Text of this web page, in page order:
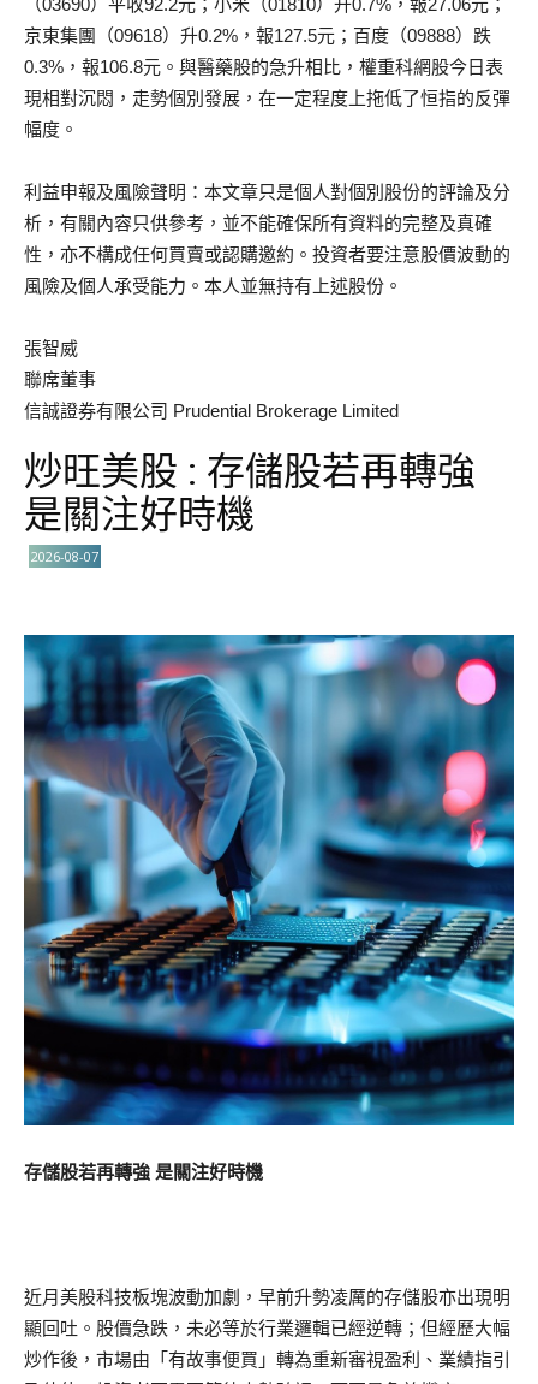
京東集團（09618）升0.2%，報127.5元；百度（09888）跌
0.3%，報106.8元。與醫藥股的急升相比，權重科網股今日表
現相對沉悶，走勢個別發展，在一定程度上拖低了恒指的反彈
幅度。
利益申報及風險聲明：本文章只是個人對個別股份的評論及分
析，有關內容只供參考，並不能確保所有資料的完整及真確
性，亦不構成任何買賣或認購邀約。投資者要注意股價波動的
風險及個人承受能力。本人並無持有上述股份。
張智威
聯席董事
信誠證券有限公司 Prudential Brokerage Limited
炒旺美股 : 存儲股若再轉強
是關注好時機
2026-08-07
存儲股若再轉強 是關注好時機
近月美股科技板塊波動加劇，早前升勢凌厲的存儲股亦出現明
顯回吐。股價急跌，未必等於行業邏輯已經逆轉；但經歷大幅
炒作後，市場由「有故事便買」轉為重新審視盈利、業績指引